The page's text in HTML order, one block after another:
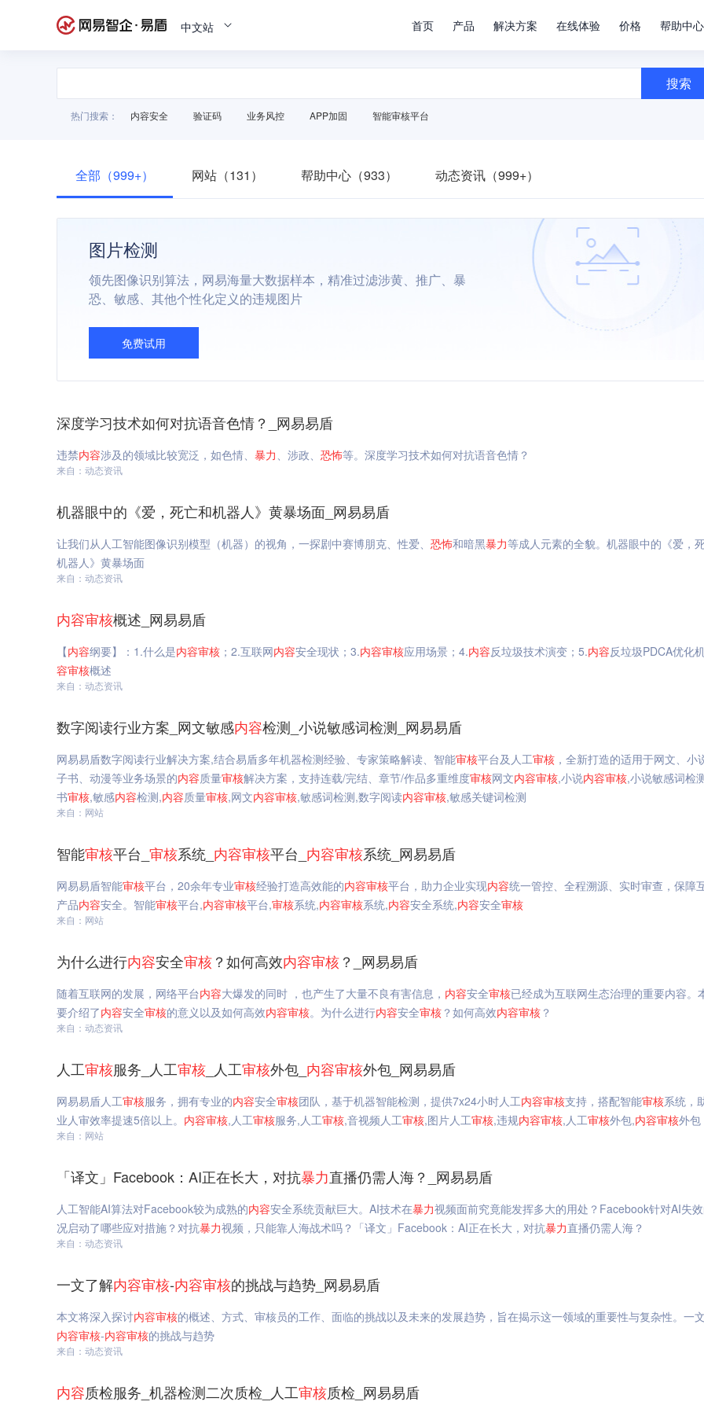
中文站 首页 产品 解决方案 在线体验 价格 帮助中心
搜索
热门搜索： 内容安全 验证码 业务风控 APP加固 智能审核平台
全部（999+） 网站（131） 帮助中心（933） 动态资讯（999+）
图片检测
领先图像识别算法，网易海量大数据样本，精准过滤涉黄、推广、暴
恐、敏感、其他个性化定义的违规图片
免费试用
深度学习技术如何对抗语音色情？_网易易盾
违禁内容涉及的领域比较宽泛，如色情、 暴力 、涉政、 恐怖等。深度学习技术如何对抗语音色情？
来自：动态资讯
机器眼中的《爱，死亡和机器人》黄暴场面_网易易盾
让我们从人工智能图像识别模型（机器）的视角，一探剧中赛博朋克、性爱、 恐怖和暗黑暴力等成人元素的全貌。机器眼中的《爱，
机器人》黄暴场面
来自：动态资讯
内容审核概述_网易易盾
【内容纲要】：1.什么是内容审核 ；2.互联网内容安全现状；3.内容审核应用场景；4.内容反垃圾技术演变；5.内容反垃圾PDCA优化
容审核概述
来自：动态资讯
数字阅读行业方案_网文敏感内容检测_小说敏感词检测_网易易盾
网易易盾数字阅读行业解决方案,结合易盾多年机器检测经验、专家策略解读、智能审核平台及人工审核 ，全新打造的适用于网文、小
子书、动漫等业务场景的内容质量审核解决方案，支持连载/完结、章节/作品多重维度审核网文内容审核,小说内容审核,小说敏感词检
书审核,敏感内容检测,内容质量审核,网文内容审核,敏感词检测,数字阅读内容审核,敏感关键词检测
来自：网站
智能审核平台_ 审核系统_ 内容审核平台_ 内容审核系统_网易易盾
网易易盾智能审核平台，20余年专业审核经验打造高效能的内容审核平台，助力企业实现内容统一管控、全程溯源、实时审查，保障
产品内容安全。智能审核平台,内容审核平台,审核系统,内容审核系统,内容安全系统,内容安全审核
来自：网站
为什么进行内容安全审核？如何高效内容审核？_网易易盾
随着互联网的发展，网络平台内容大爆发的同时 ，也产生了大量不良有害信息， 内容安全审核已经成为互联网生态治理的重要内容。
要介绍了内容安全审核的意义以及如何高效内容审核。为什么进行内容安全审核 ？如何高效内容审核 ？
来自：动态资讯
人工审核服务_人工审核 _人工审核外包_ 内容审核外包_网易易盾
网易易盾人工审核服务，拥有专业的内容安全审核团队，基于机器智能检测，提供7x24小时人工内容审核支持，搭配智能审核系统，
业人审效率提速5倍以上。 内容审核,人工审核服务,人工审核,音视频人工审核,图片人工审核,违规内容审核,人工审核外包,内容审核外包
来自：网站
「译文」Facebook：AI正在长大，对抗暴力直播仍需人海？_网易易盾
人工智能AI算法对Facebook较为成熟的内容安全系统贡献巨大。AI技术在暴力视频面前究竟能发挥多大的用处？Facebook针对AI失
况启动了哪些应对措施？对抗暴力视频，只能靠人海战术吗？「译文」Facebook：AI正在长大，对抗暴力直播仍需人海？
来自：动态资讯
一文了解内容审核-内容审核的挑战与趋势_网易易盾
本文将深入探讨内容审核的概述、方式、审核员的工作、面临的挑战以及未来的发展趋势，旨在揭示这一领域的重要性与复杂性。一
内容审核-内容审核的挑战与趋势
来自：动态资讯
内容质检服务_机器检测二次质检_人工审核质检_网易易盾